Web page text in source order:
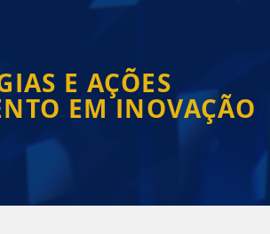
E AÇÕES
EM INOVAÇÃO